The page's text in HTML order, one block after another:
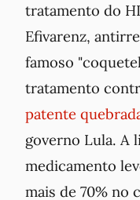
tratamento do
Efivarenz,
famoso
tratamento
patente
governo Lula. A
medicamento
mais de 70% no